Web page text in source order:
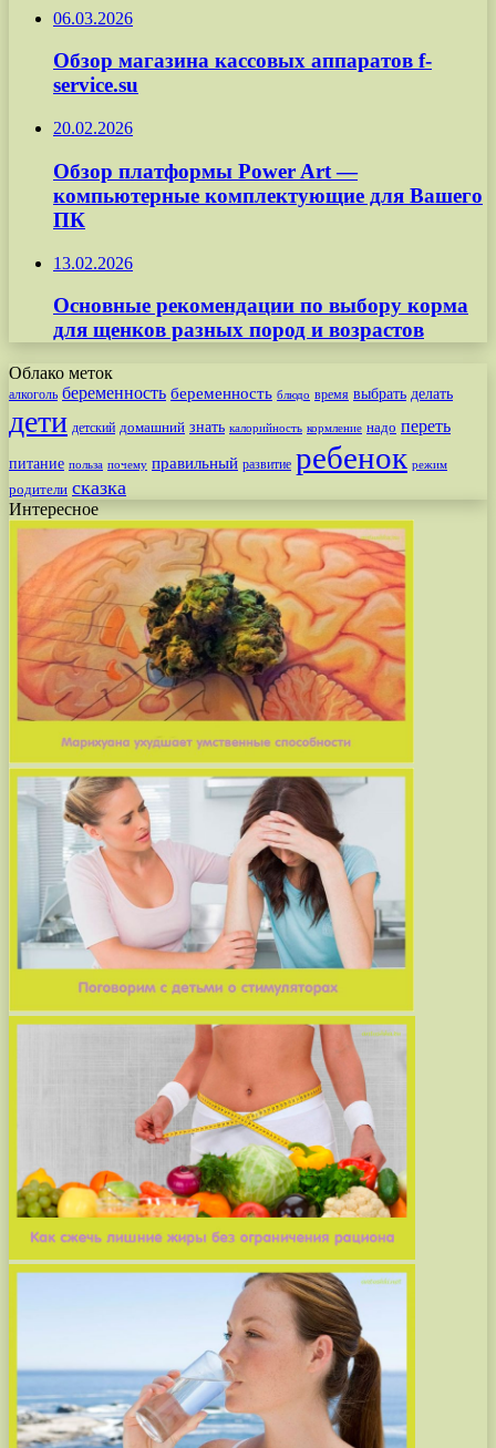
06.03.2026
Обзор магазина кассовых аппаратов f-
service.su
20.02.2026
Обзор платформы Power Art —
компьютерные комплектующие для Вашего
ПК
13.02.2026
Основные рекомендации по выбору корма
для щенков разных пород и возрастов
Облако меток
алкоголь беременность беременность блюдо время выбрать делать
дети детский домашний знать калорийность кормление надо переть
питание польза почему правильный развитие ребенок режим
родители сказка
Интересное